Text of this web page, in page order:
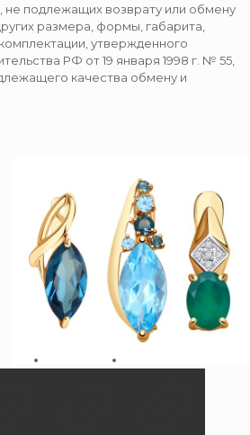
не подлежащих возврату или обмену
размера, формы, габарита,
утвержденного
РФ от 19 января 1998 г. № 55,
качества обмену и